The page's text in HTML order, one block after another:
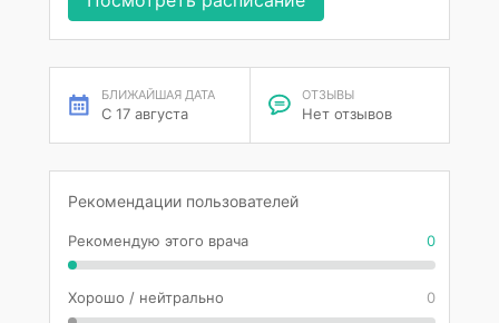
БЛИЖАЙШАЯ ДАТА
С 17 августа
ОТЗЫВЫ
Нет отзывов
Рекомендации пользователей
Рекомендую этого врача 0
Хорошо / нейтрально 0